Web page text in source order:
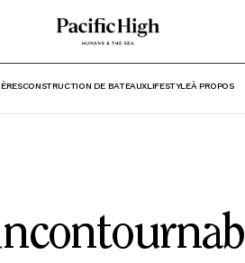
CONSTRUCTION DE BATEAUXLIFESTYLEÀ PROPOS